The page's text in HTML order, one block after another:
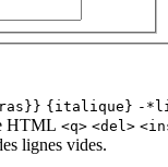
{italique} -
HTML <q> <del>
lignes vides.